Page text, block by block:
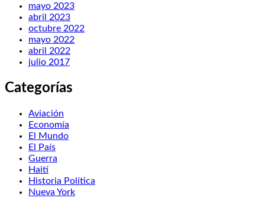
mayo 2023
abril 2023
octubre 2022
mayo 2022
abril 2022
julio 2017
Categorías
Aviación
Economía
El Mundo
El País
Guerra
Haití
Historia Política
Nueva York